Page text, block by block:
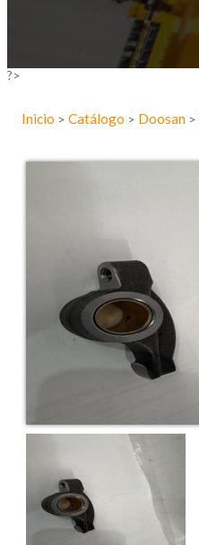
?>
Inicio > Catálogo > Doosan >